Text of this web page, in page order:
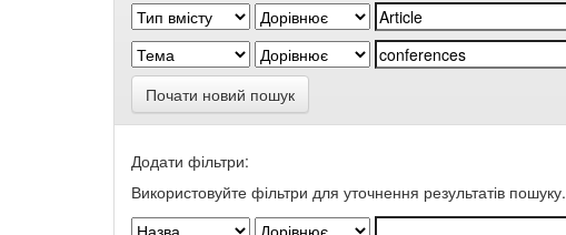
Почати новий пошук
Додати фільтри:
Використовуйте фільтри для уточнення результатів пошуку.